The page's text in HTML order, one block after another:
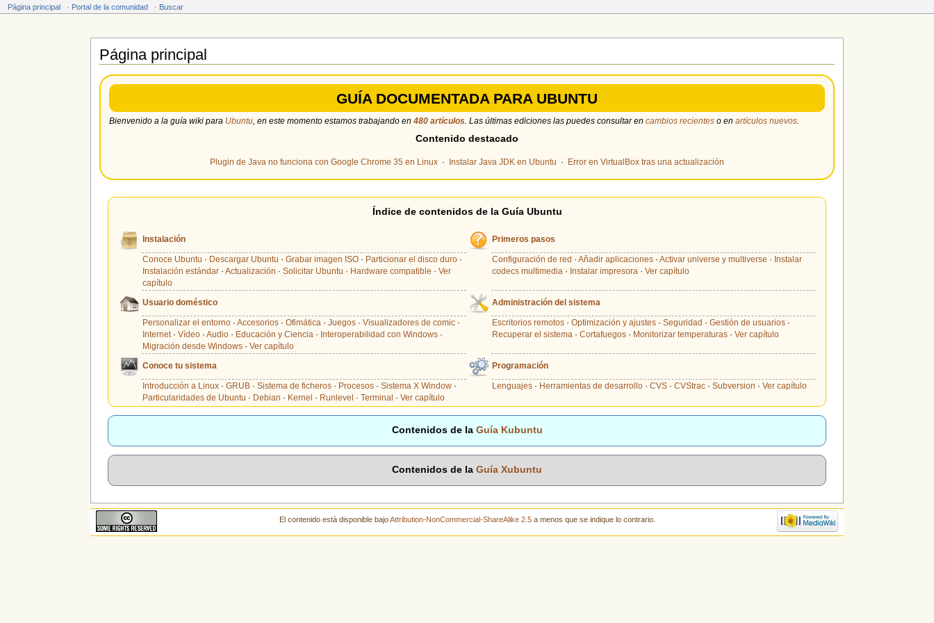
Página principal · Portal de la comunidad · Buscar
Página principal
GUÍA DOCUMENTADA PARA UBUNTU
Bienvenido a la guía wiki para Ubuntu, en este momento estamos trabajando en480 artículos. Las últimas ediciones las puedes consultar encambios recientes o enartículos nuevos.
Contenido destacado
Plugin de Java no funciona con Google Chrome 35 en Linux · Instalar Java JDK en Ubuntu · Error en VirtualBox tras una actualización
Índice de contenidos de la Guí­a Ubuntu
Instalación Primeros pasos
Conoce Ubuntu · Descargar Ubuntu · Grabar imagen ISO· Particionar el disco duro·
Instalación estándar· Actualización · Solicitar Ubuntu · Hardware compatible · Ver
capítulo
Configuración de red · Añadir aplicaciones· Activar universe y multiverse · Instalar
codecs multimedia· Instalar impresora· Ver capítulo
Usuario doméstico Administración del sistema
Personalizar el entorno· Accesorios· Ofimática· Juegos· Visualizadores de comic·
Internet· Vídeo· Audio· Educación y Ciencia· Interoperabilidad con Windows·
Migración desde Windows· Ver capítulo
Escritorios remotos· Optimización y ajustes· Seguridad · Gestión de usuarios·
Recuperar el sistema· Cortafuegos· Monitorizar temperaturas· Ver capítulo
Conoce tu sistema Programación
Introducción a Linux· GRUB· Sistema de ficheros· Procesos· Sistema X Window·
Particularidades de Ubuntu · Debian · Kernel · Runlevel · Terminal · Ver capítulo
Lenguajes· Herramientas de desarrollo· CVS· CVStrac· Subversion · Ver capítulo
Contenidos de la Guía Kubuntu
Contenidos de la Guía Xubuntu
El contenido está disponible bajoAttribution-NonCommercial-ShareAlike 2.5 a menos que se indique lo contrario.